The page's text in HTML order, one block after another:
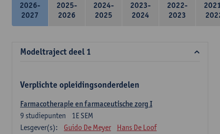
2026-
2027
2025-
2026
2024-
2025
2023-
2024
2022-
2023
Modeltraject deel 1
Verplichte opleidingsonderdelen
Farmacotherapie en farmaceutische zorg I
1E SEM
9 studiepunten
Lesgever(s):
Guido De Meyer Hans De Loof